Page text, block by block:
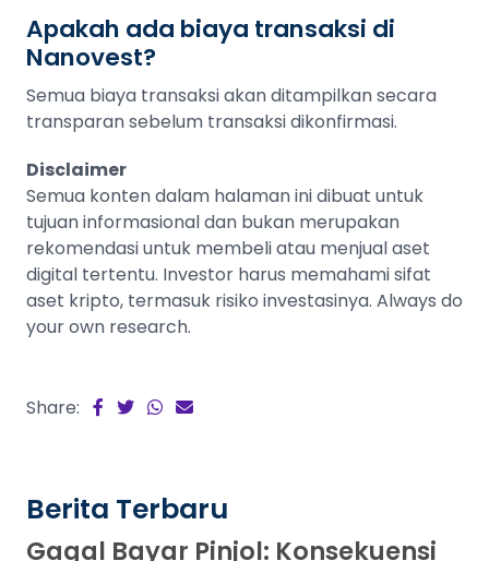
Apakah ada biaya transaksi di
Nanovest?
Semua biaya transaksi akan ditampilkan secara
transparan sebelum transaksi dikonfirmasi.
Disclaimer
Semua konten dalam halaman ini dibuat untuk
tujuan informasional dan bukan merupakan
rekomendasi untuk membeli atau menjual aset
digital tertentu. Investor harus memahami sifat
aset kripto, termasuk risiko investasinya. Always do
your own research.
Share:
Berita Terbaru
Gagal Bayar Pinjol: Konsekuensi